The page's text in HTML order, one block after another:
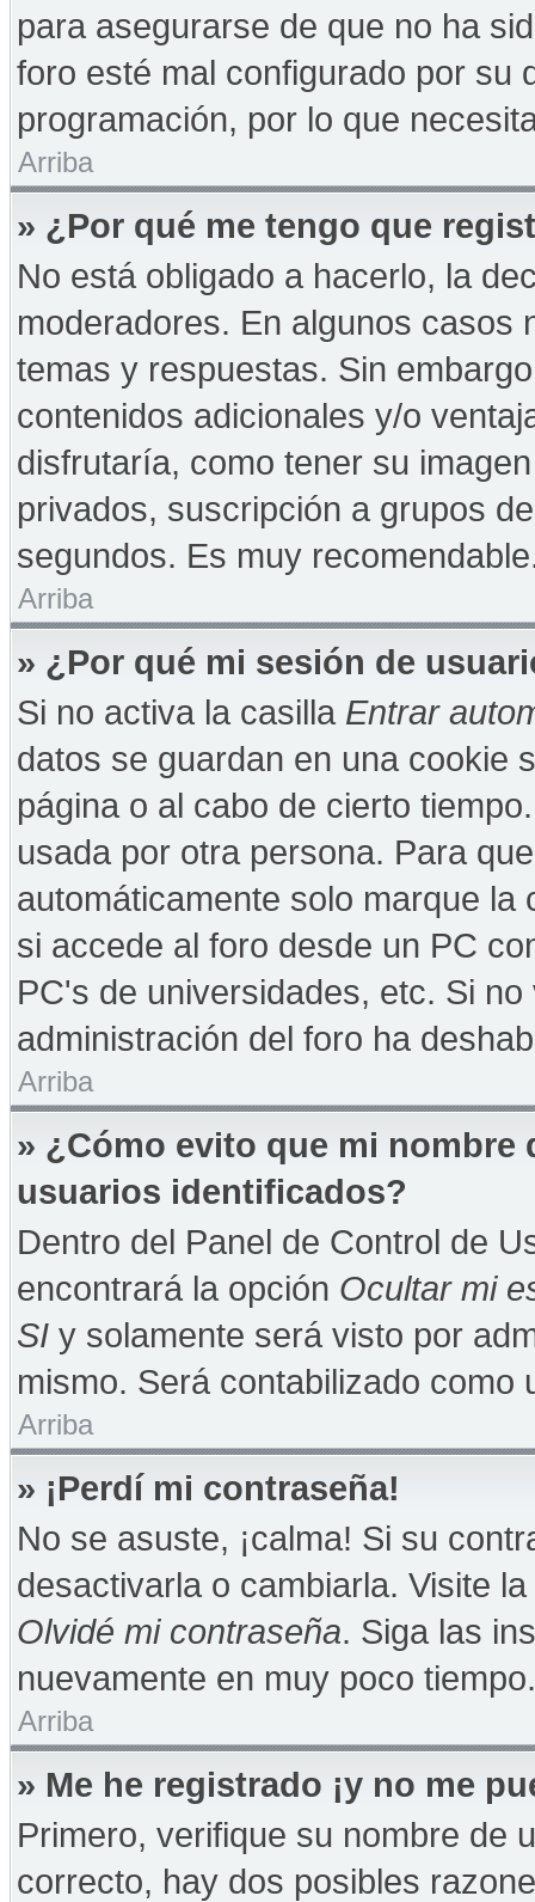
para asegurarse de que no ha
foro esté mal configurado por su
programación, por lo que
Arriba
» ¿Por qué me tengo que
No está obligado a hacerlo, la
moderadores. En algunos casos
temas y respuestas. Sin
contenidos adicionales y/o
disfrutaría, como tener su
privados, suscripción a grupos
segundos. Es muy
Arriba
» ¿Por qué mi sesión de
Si no activa la casilla Entrar
datos se guardan en una cookie
página o al cabo de cierto
usada por otra persona. Para
automáticamente solo marque
si accede al foro desde un PC
PC's de universidades, etc. Si
administración del foro ha
Arriba
» ¿Cómo evito que mi nombre
usuarios identificados?
Dentro del Panel de Control de
encontrará la opción Ocultar mi
SI y solamente será visto por
mismo. Será contabilizado como
Arriba
» ¡Perdí mi contraseña!
No se asuste, ¡calma! Si su
desactivarla o cambiarla. Visite
Olvidé mi contraseña. Siga las
nuevamente en muy poco tiempo.
Arriba
» Me he registrado ¡y no me
Primero, verifique su nombre de
correcto, hay dos posibles